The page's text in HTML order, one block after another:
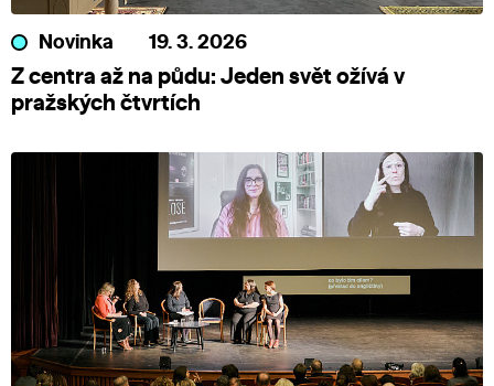
Novinka 19. 3. 2026
Z centra až na půdu: Jeden svět ožívá v
pražských čtvrtích